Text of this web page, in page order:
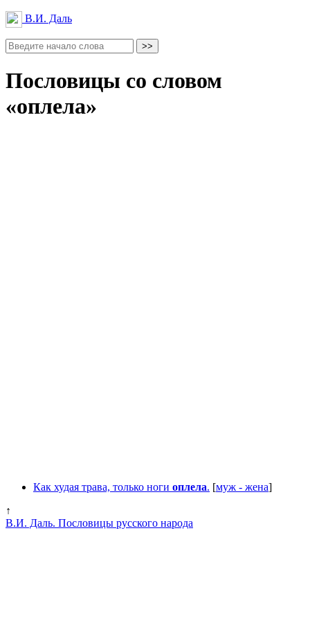
В.И. Даль
Пословицы со словом
«оплела»
Как худая трава, только ноги оплела. [муж - жена]
↑
В.И. Даль. Пословицы русского народа